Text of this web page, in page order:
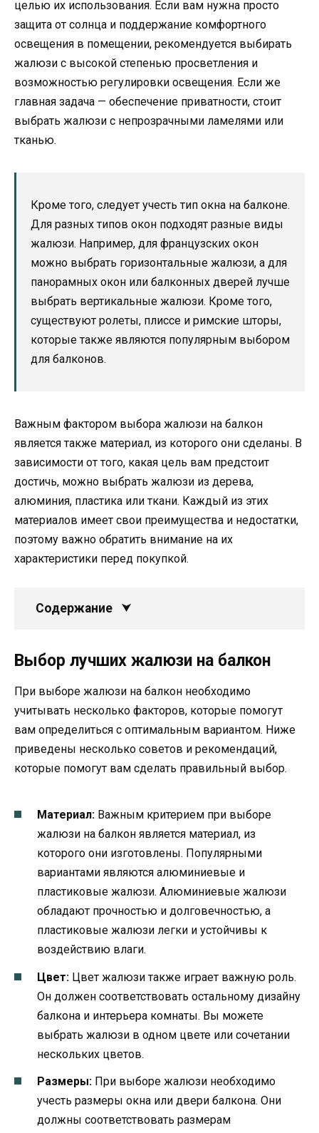
целью их использования. Если вам нужна просто
защита от солнца и поддержание комфортного
освещения в помещении, рекомендуется выбирать
жалюзи с высокой степенью просветления и
возможностью регулировки освещения. Если же
главная задача — обеспечение приватности, стоит
выбрать жалюзи с непрозрачными ламелями или
тканью.
Кроме того, следует учесть тип окна на балконе.
Для разных типов окон подходят разные виды
жалюзи. Например, для французских окон
можно выбрать горизонтальные жалюзи, а для
панорамных окон или балконных дверей лучше
выбрать вертикальные жалюзи. Кроме того,
существуют ролеты, плиссе и римские шторы,
которые также являются популярным выбором
для балконов.
Важным фактором выбора жалюзи на балкон
является также материал, из которого они сделаны. В
зависимости от того, какая цель вам предстоит
достичь, можно выбрать жалюзи из дерева,
алюминия, пластика или ткани. Каждый из этих
материалов имеет свои преимущества и недостатки,
поэтому важно обратить внимание на их
характеристики перед покупкой.
Содержание
Выбор лучших жалюзи на балкон
При выборе жалюзи на балкон необходимо
учитывать несколько факторов, которые помогут
вам определиться с оптимальным вариантом. Ниже
приведены несколько советов и рекомендаций,
которые помогут вам сделать правильный выбор.
Материал: Важным критерием при выборе
жалюзи на балкон является материал, из
которого они изготовлены. Популярными
вариантами являются алюминиевые и
пластиковые жалюзи. Алюминиевые жалюзи
обладают прочностью и долговечностью, а
пластиковые жалюзи легки и устойчивы к
воздействию влаги.
Цвет: Цвет жалюзи также играет важную роль.
Он должен соответствовать остальному дизайну
балкона и интерьера комнаты. Вы можете
выбрать жалюзи в одном цвете или сочетании
нескольких цветов.
Размеры: При выборе жалюзи необходимо
учесть размеры окна или двери балкона. Они
должны соответствовать размерам